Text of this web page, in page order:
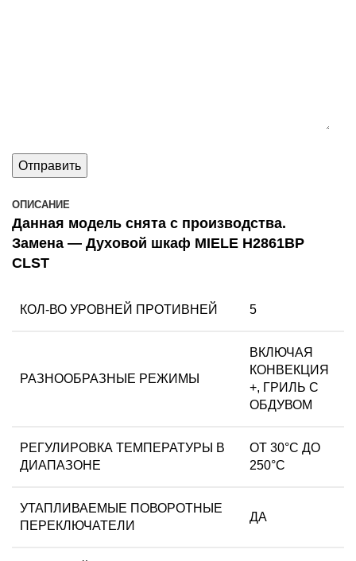
ОПИСАНИЕ
Данная модель снята с производства.
Замена — Духовой шкаф MIELE H2861BP
CLST
КОЛ-ВО УРОВНЕЙ ПРОТИВНЕЙ 5
РАЗНООБРАЗНЫЕ РЕЖИМЫ
ВКЛЮЧАЯ
КОНВЕКЦИЯ
+, ГРИЛЬ С
ОБДУВОМ
РЕГУЛИРОВКА ТЕМПЕРАТУРЫ В
ДИАПАЗОНЕ
ОТ 30°С ДО
250°С
УТАПЛИВАЕМЫЕ ПОВОРОТНЫЕ
ПЕРЕКЛЮЧАТЕЛИ
ДА